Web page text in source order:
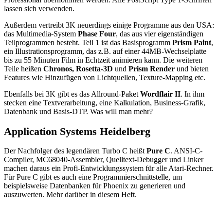
lassen sich verwenden.
Außerdem vertreibt 3K neuerdings einige Programme aus den USA:
das Multimedia-System Phase Four, das aus vier eigenständigen
Teilprogrammen besteht. Teil 1 ist das Basisprogramm Prism Paint,
ein Illustrationsprogramm, das z.B. auf einer 44MB-Wechselplatte
bis zu 55 Minuten Film in Echtzeit animieren kann. Die weiteren
Teile heißen Chronos, Rosetta-3D und Prism Render und bieten
Features wie Hinzufügen von Lichtquellen, Texture-Mapping etc.
Ebenfalls bei 3K gibt es das Allround-Paket Wordflair II. In ihm
stecken eine Textverarbeitung, eine Kalkulation, Business-Grafik,
Datenbank und Basis-DTP. Was will man mehr?
Application Systems Heidelberg
Der Nachfolger des legendären Turbo C heißt Pure C. ANSI-C-
Compiler, MC68040-Assembler, Quelltext-Debugger und Linker
machen daraus ein Profi-Entwicklungssystem für alle Atari-Rechner.
Für Pure C gibt es auch eine Programmierschnittstelle, um
beispielsweise Datenbanken für Phoenix zu generieren und
auszuwerten. Mehr darüber in diesem Heft.